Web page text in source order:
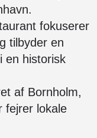
fokuserer
tilbyder en
en historisk
af Bornholm,
fejrer lokale